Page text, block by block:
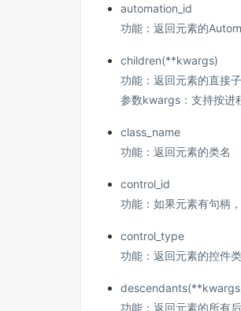
automation_id
功能：返回元素的
children(**kwargs)
功能：返回元素的直接
参数kwargs：支持按进
class_name
功能：返回元素的类名
control_id
功能：如果元素有句柄
control_type
功能：返回元素的控件
功能：返回元素的所有